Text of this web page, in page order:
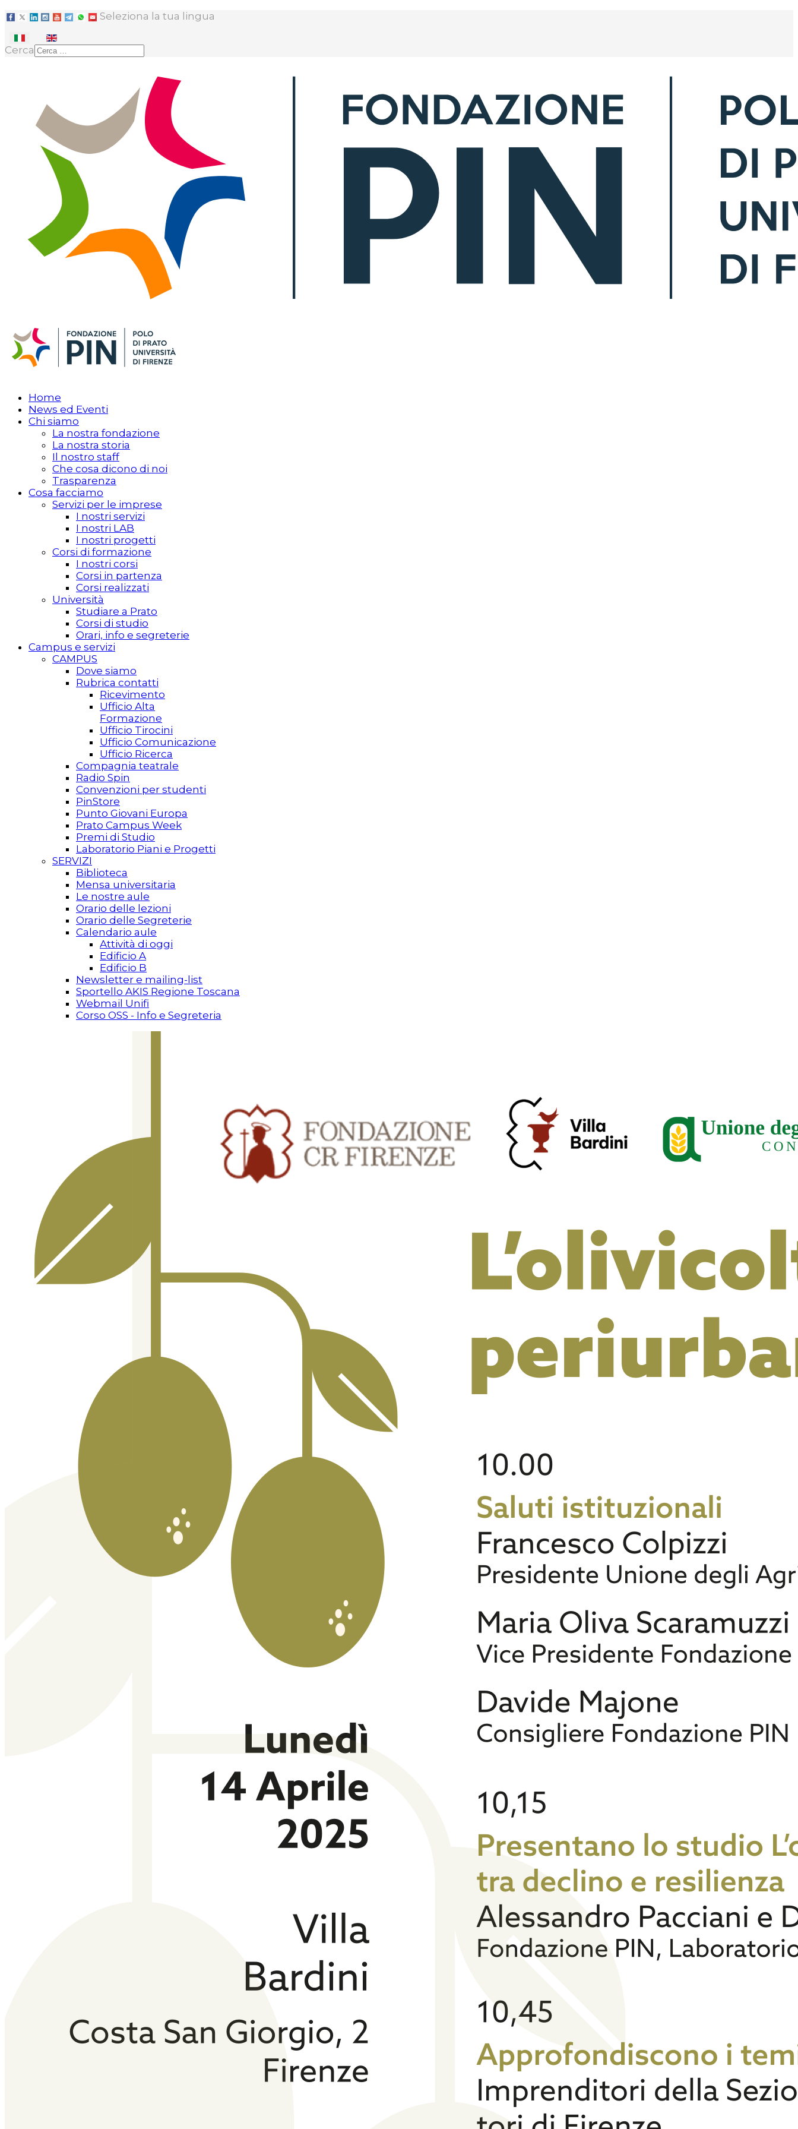
Seleziona la tua lingua
Cerca
Home
News ed Eventi
Chi siamo
La nostra fondazione
La nostra storia
Il nostro staff
Che cosa dicono di noi
Trasparenza
Cosa facciamo
Servizi per le imprese
I nostri servizi
I nostri LAB
I nostri progetti
Corsi di formazione
I nostri corsi
Corsi in partenza
Corsi realizzati
Università
Studiare a Prato
Corsi di studio
Orari, info e segreterie
Campus e servizi
CAMPUS
Dove siamo
Rubrica contatti
Ricevimento
Ufficio Alta
Formazione
Ufficio Tirocini
Ufficio Comunicazione
Ufficio Ricerca
Compagnia teatrale
Radio Spin
Convenzioni per studenti
PinStore
Punto Giovani Europa
Prato Campus Week
Premi di Studio
Laboratorio Piani e Progetti
SERVIZI
Biblioteca
Mensa universitaria
Le nostre aule
Orario delle lezioni
Orario delle Segreterie
Calendario aule
Attività di oggi
Edificio A
Edificio B
Newsletter e mailing-list
Sportello AKIS Regione Toscana
Webmail Unifi
Corso OSS - Info e Segreteria